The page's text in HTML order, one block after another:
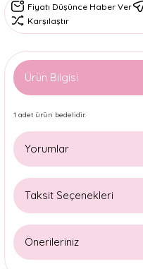
Fiyatı Düşünce Haber Ver
Karşılaştır
Ürün Bilgisi
1 adet ürün bedelidir.
Yorumlar
Taksit Seçenekleri
Önerileriniz